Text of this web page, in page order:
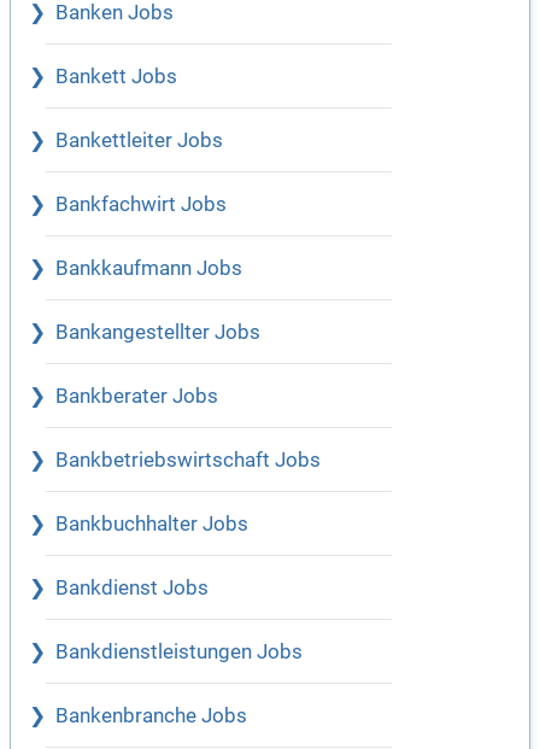
Banken Jobs
Bankett Jobs
Bankettleiter Jobs
Bankfachwirt Jobs
Bankkaufmann Jobs
Bankangestellter Jobs
Bankberater Jobs
Bankbetriebswirtschaft Jobs
Bankbuchhalter Jobs
Bankdienst Jobs
Bankdienstleistungen Jobs
Bankenbranche Jobs